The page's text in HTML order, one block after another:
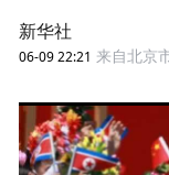
新华社
06-09 22:21 来自北京